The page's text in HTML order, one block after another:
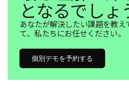
となるでしょ
あなたが解決したい課題を教え
て、私たちにお任せください。
個別デモを予約する